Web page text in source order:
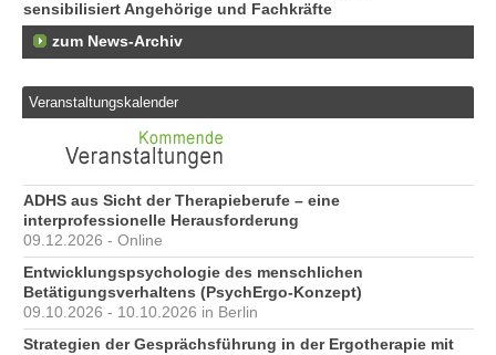
sensibilisiert Angehörige und Fachkräfte
zum News-Archiv
Veranstaltungskalender
ADHS aus Sicht der Therapieberufe – eine
interprofessionelle Herausforderung
09.12.2026 - Online
Entwicklungspsychologie des menschlichen
Betätigungsverhaltens (PsychErgo-Konzept)
09.10.2026 - 10.10.2026 in Berlin
Strategien der Gesprächsführung in der Ergotherapie mit